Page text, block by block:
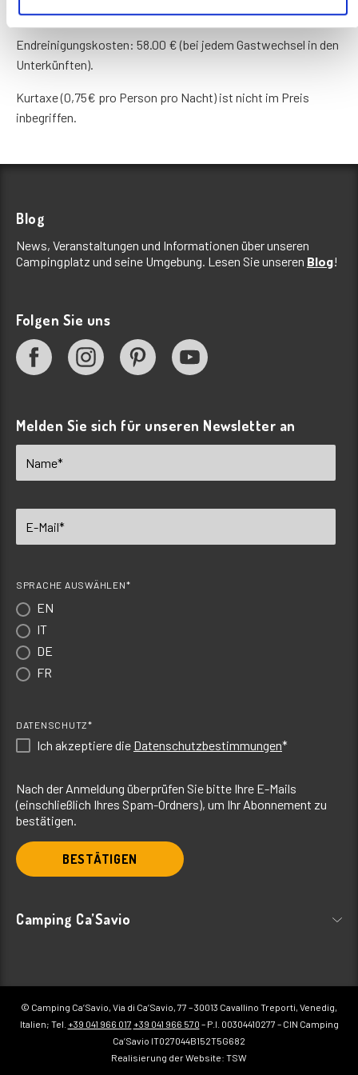
enthalten.
Endreinigungskosten: 58.00 € (bei jedem Gastwechsel in den
Unterkünften).
Kurtaxe (0,75€ pro Person pro Nacht) ist nicht im Preis
inbegriffen.
Blog
News, Veranstaltungen und Informationen über unseren
Campingplatz und seine Umgebung. Lesen Sie unseren Blog!
Folgen Sie uns
Melden Sie sich für unseren Newsletter an
SPRACHE AUSWÄHLEN*
EN
IT
DE
FR
DATENSCHUTZ*
Ich akzeptiere die Datenschutzbestimmungen*
Nach der Anmeldung überprüfen Sie bitte Ihre E-Mails
(einschließlich Ihres Spam-Ordners), um Ihr Abonnement zu
bestätigen.
BESTÄTIGEN
Camping Ca’Savio
© Camping Ca’Savio, Via di Ca’Savio, 77 – 30013 Cavallino Treporti, Venedig,
Italien; Tel. +39 041 966 017 +39 041 966 570 – P.I. 00304410277 – CIN Camping
Ca’Savio IT027044B152T5G682
Realisierung der Website: TSW